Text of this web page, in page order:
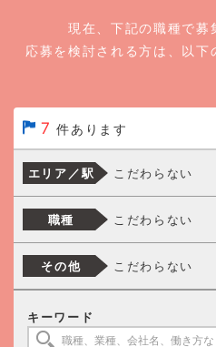
現在、下記の職種で募
応募を検討される方は、以下
7 件あります
エリア／駅 こだわらない
職種 こだわらない
その他 こだわらない
キーワード